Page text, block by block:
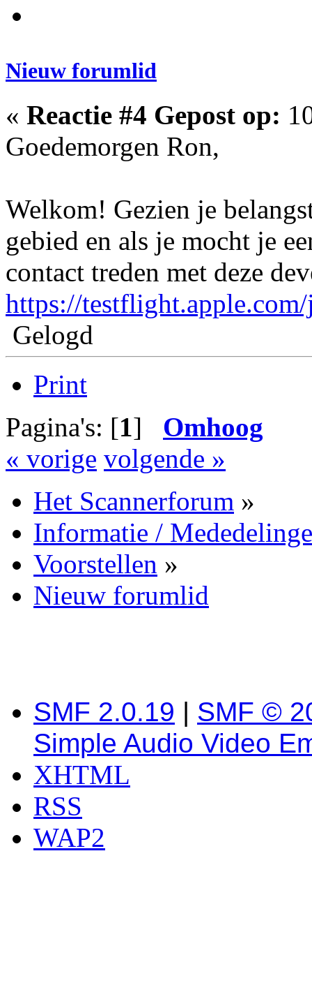
Nieuw forumlid
« Reactie #4 Gepost op:
Goedemorgen Ron,
Welkom! Gezien je
gebied en als je mocht je
contact treden met deze
https://
Gelogd
Print
Pagina's: [1] Omhoog
« vorige volgende »
Het Scannerforum »
Informatie /
Voorstellen »
Nieuw forumlid
SMF 2.0.19 | SMF ©
Simple Audio Video
XHTML
RSS
WAP2